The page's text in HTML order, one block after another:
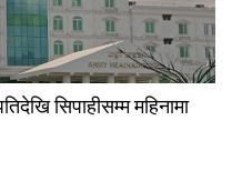
सिपाहीसम्म महिनामा